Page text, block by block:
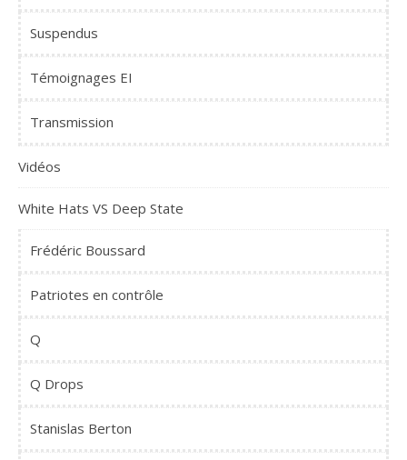
Suspendus
Témoignages EI
Transmission
Vidéos
White Hats VS Deep State
Frédéric Boussard
Patriotes en contrôle
Q
Q Drops
Stanislas Berton